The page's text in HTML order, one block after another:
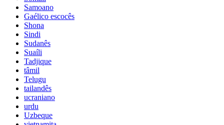
Samoano
Gaélico escocês
Shona
Sindi
Sudanês
Suaíli
Tadjique
tâmil
Telugu
tailandês
ucraniano
urdu
Uzbeque